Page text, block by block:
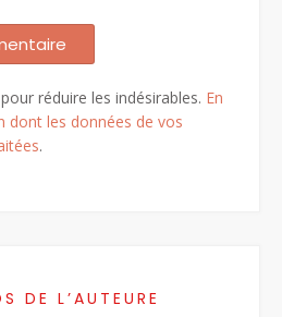
réduire les indésirables. En
dont les données de vos
.
DE L’AUTEURE